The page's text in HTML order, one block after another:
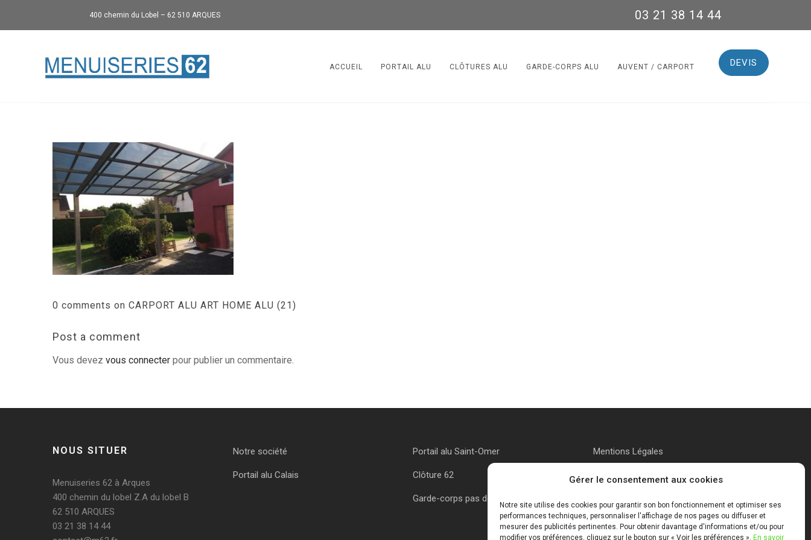
Gérer le consentement aux cookies
Notre site utilise des cookies pour garantir son bon fonctionnement et optimiser ses
performances techniques, personnaliser l'affichage de nos pages ou diffuser et
mesurer des publicités pertinentes. Pour obtenir davantage d'informations et/ou pour
modifier vos préférences, cliquez sur le bouton sur « Voir les préférences ». En savoir
400 chemin du Lobel – 62 510 ARQUES 03 21 38 14 44
DEVIS
ACCUEIL PORTAIL ALU CLÔTURES ALU GARDE-CORPS ALU AUVENT / CARPORT
0 comments on CARPORT ALU ART HOME ALU (21)
Post a comment
Vous devezvous connecter pour publier un commentaire.
NOUS SITUER
Menuiseries 62 à Arques
400 chemin du lobel Z.A du lobel B
62 510 ARQUES
03 21 38 14 44
Notre société
Portail alu Calais
Portail alu Saint-Omer
Clôture 62
Garde-corps pas de calais
Mentions Légales